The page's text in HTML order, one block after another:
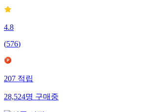
4.8
(576)
207적립
28,524명구매중